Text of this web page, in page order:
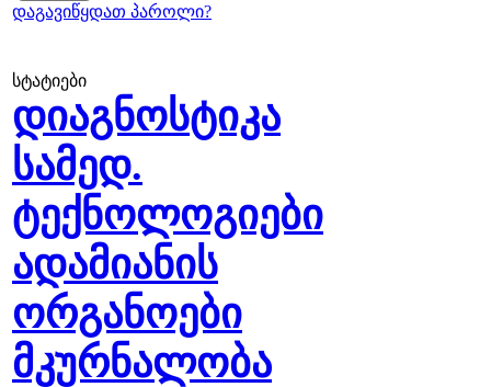
დაგავიწყდათ პაროლი?
სტატიები
დიაგნოსტიკა
სამედ.
ტექნოლოგიები
ადამიანის
ორგანოები
მკურნალობა